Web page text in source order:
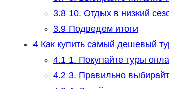
3.810. Отдых в низкий
3.9Подведем итоги
4Как купить самый дешевый
4.11. Покупайте туры
4.23. Правильно